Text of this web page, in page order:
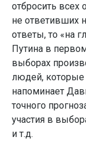
отбросить всех
не ответивших
ответы, то «на
Путина в
выборах
людей, которые
напоминает
точного
участия в
и т.д.